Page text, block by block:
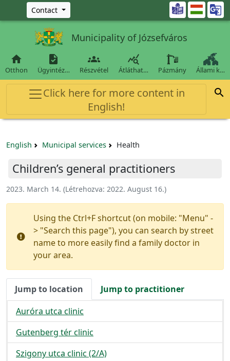
Ugrás a fő tartalomra
Contact 
Municipality of Józsefváros

Otthon

Ügyintéz…

Részvétel

Átláthat… Pázmány Állami k…
Click here for more content in
English!

English Municipal services Health
Children’s general practitioners
2023. March 14. (Létrehozva: 2022. August 16.)
Using the Ctrl+F shortcut (on mobile: "Menu" -
> "Search this page"), you can search by street
name to more easily find a family doctor in
your area.
Jump to location
Jump to practitioner
Auróra utca clinic
Gutenberg tér clinic
Szigony utca clinic (2/A)